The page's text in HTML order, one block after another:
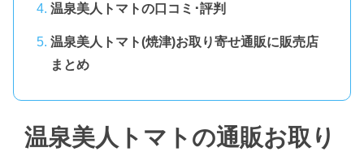
温泉美人トマトの口コミ･評判
温泉美人トマト(焼津)お取り寄せ通販に販売店
まとめ
温泉美人トマトの通販お取り